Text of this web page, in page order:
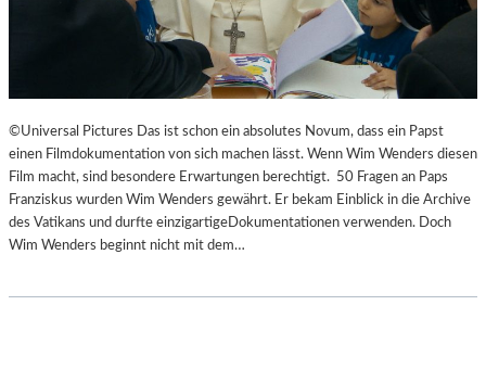
©Universal Pictures Das ist schon ein absolutes Novum, dass ein Papst
einen Filmdokumentation von sich machen lässt. Wenn Wim Wenders diesen
Film macht, sind besondere Erwartungen berechtigt. 50 Fragen an Paps
Franziskus wurden Wim Wenders gewährt. Er bekam Einblick in die Archive
des Vatikans und durfte einzigartigeDokumentationen verwenden. Doch
Wim Wenders beginnt nicht mit dem…